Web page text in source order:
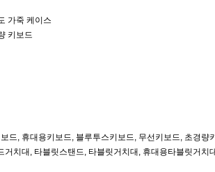
가죽 케이스
키보드
드, 휴대용키보드, 블루투스키보드, 무선키보드, 초경
치대, 타블릿스탠드, 타블릿거치대, 휴대용타블릿거치